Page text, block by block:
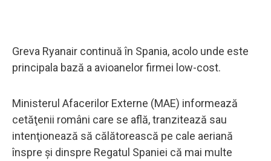
Greva Ryanair continuă în Spania, acolo unde este
principala bază a avioanelor firmei low-cost.
Ministerul Afacerilor Externe (MAE) informează
cetăţenii români care se află, tranzitează sau
intenţionează să călătorească pe cale aeriană
înspre şi dinspre Regatul Spaniei că mai multe